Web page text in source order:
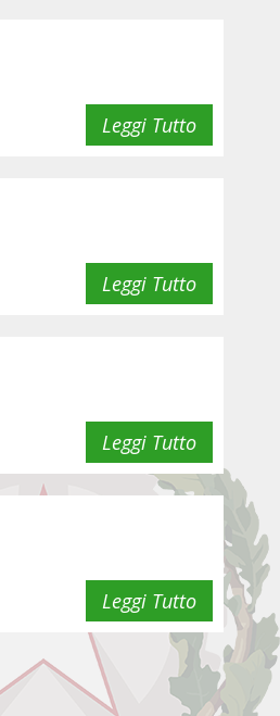
Leggi Tutto
Leggi Tutto
Leggi Tutto
Leggi Tutto